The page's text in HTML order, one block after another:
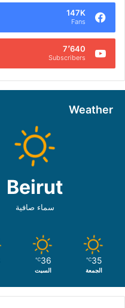
147K
Fans
7٬640
Subscribers
Weather
Beirut
سماء صافية
35
℃
الجمعة
36
℃
السبت